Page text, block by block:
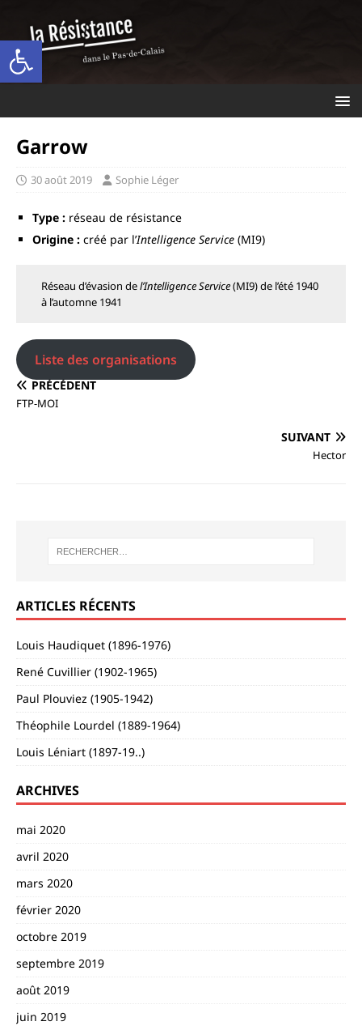
Ouvrir la barre d’outils
Garrow
30 août 2019 Sophie Léger
Type : réseau de résistance
Origine : créé par l’Intelligence Service (MI9)
Réseau d’évasion del’Intelligence Service(MI9) de l’été 1940
à l’automne 1941
Liste des organisations
PRÉCÉDENT
FTP-MOI
SUIVANT
Hector
ARTICLES RÉCENTS
Louis Haudiquet (1896-1976)
René Cuvillier (1902-1965)
Paul Plouviez (1905-1942)
Théophile Lourdel (1889-1964)
Louis Léniart (1897-19..)
ARCHIVES
mai 2020
avril 2020
mars 2020
février 2020
octobre 2019
septembre 2019
août 2019
juin 2019